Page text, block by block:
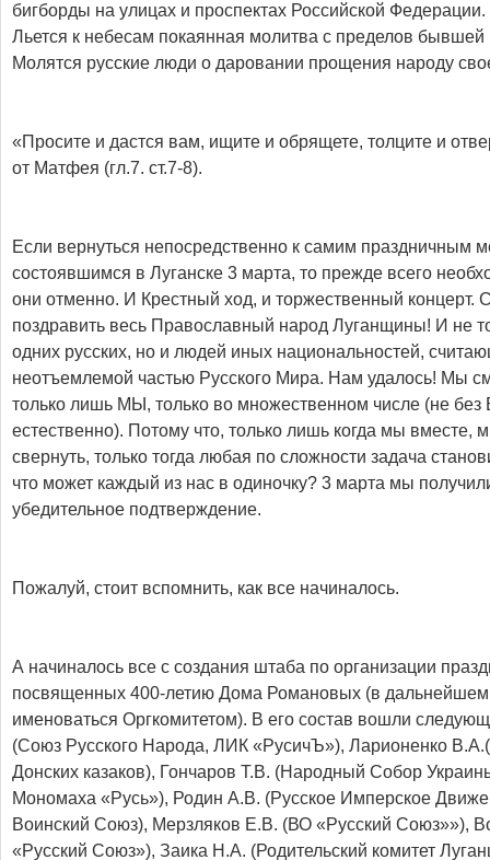
бигборды на улицах и проспектах Российской
Льется к небесам покаянная молитва с пределов
Молятся русские люди о даровании прощения народу
«Просите и дастся вам, ищите и обрящете, толците и
от Матфея (гл.7. ст.7-8).
Если вернуться непосредственно к самим праздничным
состоявшимся в Луганске 3 марта, то прежде всего
они отменно. И Крестный ход, и торжественный концерт.
поздравить весь Православный народ Луганщины! И не
одних русских, но и людей иных национальностей,
неотъемлемой частью Русского Мира. Нам удалось! Мы
только лишь МЫ, только во множественном числе (не
естественно). Потому что, только лишь когда мы вместе,
свернуть, только тогда любая по сложности задача
что может каждый из нас в одиночку? 3 марта мы
убедительное подтверждение.
Пожалуй, стоит вспомнить, как все начиналось.
А начиналось все с создания штаба по организации
посвященных 400-летию Дома Романовых (в дальнейшем
именоваться Оргкомитетом). В его состав вошли
(Союз Русского Народа, ЛИК «РусичЪ»), Ларионенко
Донских казаков), Гончаров Т.В. (Народный Собор
Мономаха «Русь»), Родин А.В. (Русское Имперское
Воинский Союз), Мерзляков Е.В. (ВО «Русский Союз»»),
«Русский Союз»), Заика Н.А. (Родительский комитет